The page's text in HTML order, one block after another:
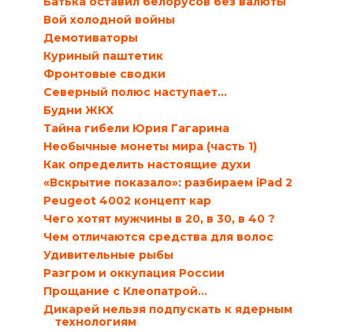
Вой холодной войны
Демотиваторы
Куриный паштетик
Фронтовые сводки
Северный полюс наступает…
Будни ЖКХ
Тайна гибели Юрия Гагарина
Необычные монеты мира (часть 1)
Как определить настоящие духи
«Вскрытие показало»: разбираем iPad 2
Peugeot 4002 концепт кар
Чего хотят мужчины в 20, в 30, в 40 ?
Чем отличаются средства для волос
Удивительные рыбы
Разгром и оккупация России
Прощание с Клеопатрой…
Дикарей нельзя подпускать к ядерным
технологиям